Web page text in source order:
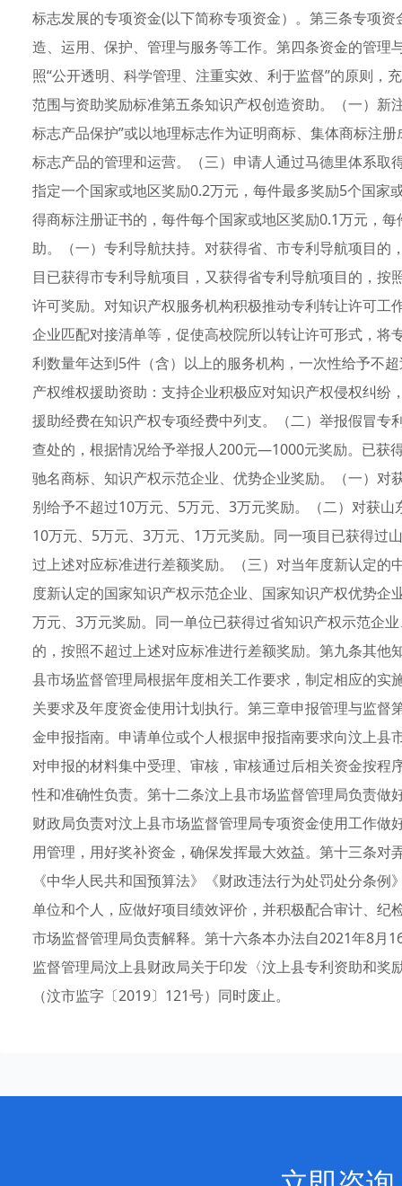
标志发展的专项资金(以下简称专项资金）。第三条专项
造、运用、保护、管理与服务等工作。第四条资金的管
照“公开透明、科学管理、注重实效、利于监督”的原则
范围与资助奖励标准第五条知识产权创造资助。（一）
标志产品保护”或以地理标志作为证明商标、集体商标注
标志产品的管理和运营。（三）申请人通过马德里体系
指定一个国家或地区奖励0.2万元，每件最多奖励5个国
得商标注册证书的，每件每个国家或地区奖励0.1万元，
助。（一）专利导航扶持。对获得省、市专利导航项目
目已获得市专利导航项目，又获得省专利导航项目的，
许可奖励。对知识产权服务机构积极推动专利转让许可
企业匹配对接清单等，促使高校院所以转让许可形式，
利数量年达到5件（含）以上的服务机构，一次性给予不
产权维权援助资助：支持企业积极应对知识产权侵权纠
援助经费在知识产权专项经费中列支。（二）举报假冒
查处的，根据情况给予举报人200元—1000元奖励。已获
驰名商标、知识产权示范企业、优势企业奖励。（一）
别给予不超过10万元、5万元、3万元奖励。（二）对获
10万元、5万元、3万元、1万元奖励。同一项目已获得过
过上述对应标准进行差额奖励。（三）对当年度新认定
度新认定的国家知识产权示范企业、国家知识产权优势
万元、3万元奖励。同一单位已获得过省知识产权示范企
的，按照不超过上述对应标准进行差额奖励。第九条其
县市场监督管理局根据年度相关工作要求，制定相应的
关要求及年度资金使用计划执行。第三章申报管理与监
金申报指南。申请单位或个人根据申报指南要求向汶上
对申报的材料集中受理、审核，审核通过后相关资金按
性和准确性负责。第十二条汶上县市场监督管理局负责
财政局负责对汶上县市场监督管理局专项资金使用工作
用管理，用好奖补资金，确保发挥最大效益。第十三条
《中华人民共和国预算法》《财政违法行为处罚处分条
单位和个人，应做好项目绩效评价，并积极配合审计、
市场监督管理局负责解释。第十六条本办法自2021年8月
监督管理局汶上县财政局关于印发〈汶上县专利资助和
（汶市监字〔2019〕121号）同时废止。